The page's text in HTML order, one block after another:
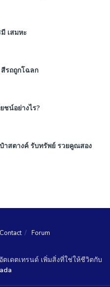
เสมหะ
สีรถถูกโฉลก
ชน์อย่างไร?
ป๋าสตางค์ รับทรัพย์ รวยคูณสอง
Contact Forum
เดตเทรนด์ เพิ่มสิ่งที่ใช่ให้ชีวิตกับ